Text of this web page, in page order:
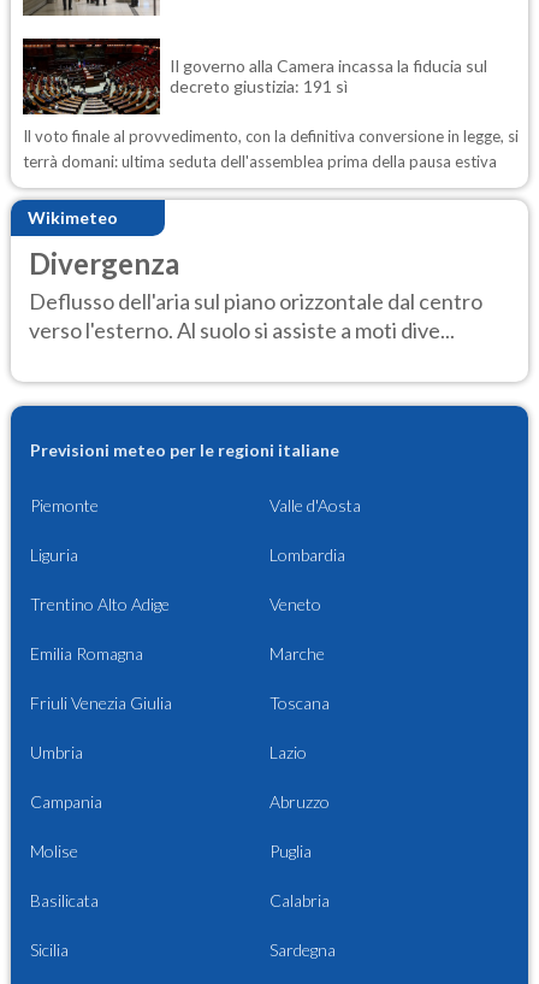
Il governo alla Camera incassa la fiducia sul
decreto giustizia: 191 sì
Il voto finale al provvedimento, con la definitiva conversione in legge, si
terrà domani: ultima seduta dell'assemblea prima della pausa estiva
Wikimeteo
Divergenza
Deflusso dell'aria sul piano orizzontale dal centro
verso l'esterno. Al suolo si assiste a moti dive...
Previsioni meteo per le regioni italiane
Piemonte Valle d'Aosta
Liguria Lombardia
Trentino Alto Adige Veneto
Emilia Romagna Marche
Friuli Venezia Giulia Toscana
Umbria Lazio
Campania Abruzzo
Molise Puglia
Basilicata Calabria
Sicilia Sardegna